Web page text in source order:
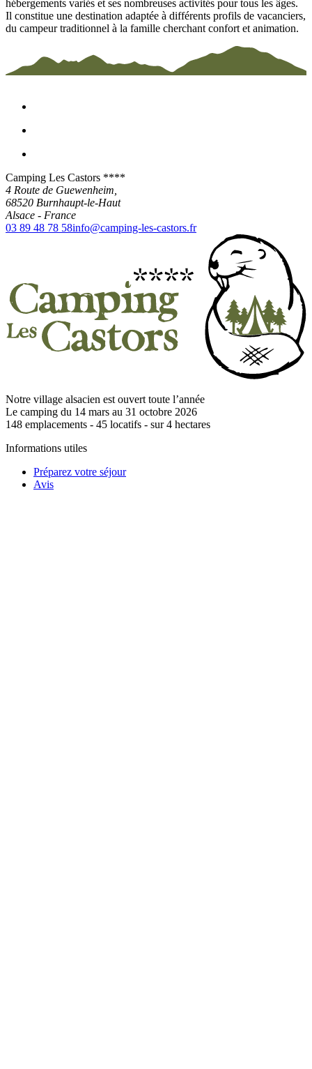
hébergements variés et ses nombreuses activités pour tous les âges.
Il constitue une destination adaptée à différents profils de vacanciers,
du campeur traditionnel à la famille cherchant confort et animation.
Camping Les Castors ****
4 Route de Guewenheim,
68520 Burnhaupt-le-Haut
Alsace - France
03 89 48 78 58info@camping-les-castors.fr
Notre village alsacien est ouvert toute l’année
Le camping du 14 mars au 31 octobre 2026
148 emplacements - 45 locatifs - sur4 hectares
Informations utiles
Préparez votre séjour
Avis